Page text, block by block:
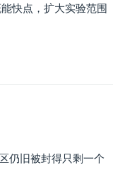
快点，扩大实验范围
仍旧被封得只剩一个